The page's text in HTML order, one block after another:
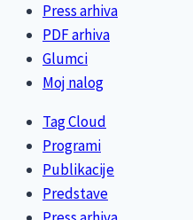
Press arhiva
PDF arhiva
Glumci
Moj nalog
Tag Cloud
Programi
Publikacije
Predstave